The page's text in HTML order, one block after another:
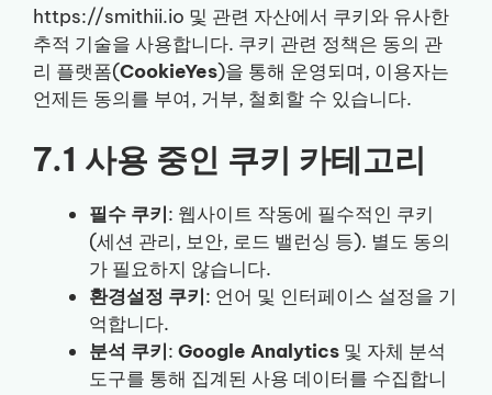
https://smithii.io 및 관련 자산에서 쿠키와 유사한
추적 기술을 사용합니다. 쿠키 관련 정책은 동의 관
리 플랫폼(CookieYes)을 통해 운영되며, 이용자는
언제든 동의를 부여, 거부, 철회할 수 있습니다.
7.1 사용 중인 쿠키 카테고리
필수 쿠키: 웹사이트 작동에 필수적인 쿠키
(세션 관리, 보안, 로드 밸런싱 등). 별도 동의
가 필요하지 않습니다.
환경설정 쿠키: 언어 및 인터페이스 설정을 기
억합니다.
분석 쿠키: Google Analytics 및 자체 분석
도구를 통해 집계된 사용 데이터를 수집합니